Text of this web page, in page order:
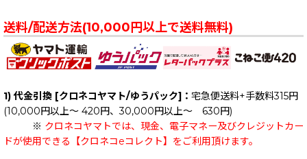
送料/配送方法(10,000円以上で送料無料)
1) 代金引換 [クロネコヤマト/ゆうパック]： 宅急便送料+手数料315円
(10,000円以上～ 420円、30,000円以上～ 630円)
※ クロネコヤマトでは、現金、電子マネー及びクレジットカー
ドが使用できる【クロネコeコレクト】をご利用頂けます。